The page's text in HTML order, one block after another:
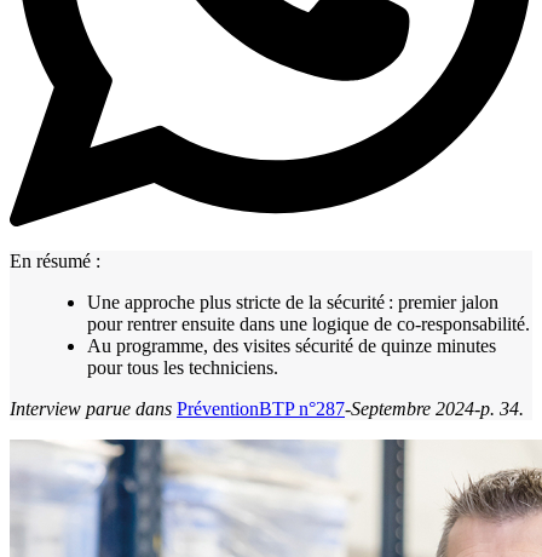
En résumé :
Une approche plus stricte de la sécurité : premier jalon
pour rentrer ensuite dans une logique de co-responsabilité.
Au programme, des visites sécurité de quinze minutes
pour tous les techniciens.
Interview parue dans PréventionBTP n°287-Septembre 2024-p. 34.